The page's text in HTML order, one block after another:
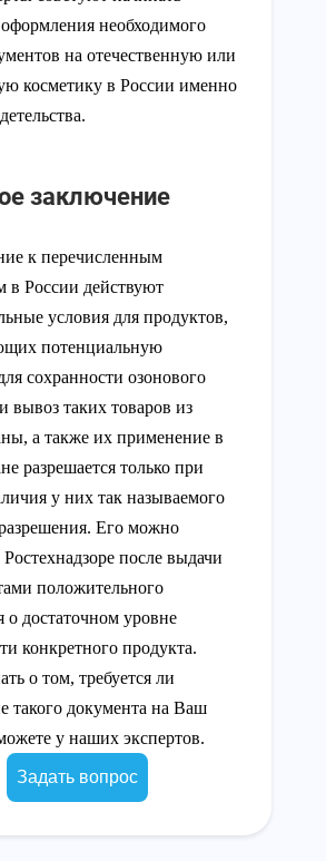
необходимого
на отечественную или
косметику в России именно
заключение
к перечисленным
в России действуют
условия для продуктов,
потенциальную
сохранности озонового
вывоз таких товаров из
а также их применение в
разрешается только при
у них так называемого
Его можно
после выдачи
положительного
о достаточном уровне
конкретного продукта.
о том, требуется ли
такого документа на Ваш
у наших экспертов.
Задать вопрос